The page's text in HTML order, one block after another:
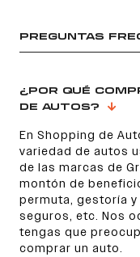
PREGUNTAS
¿POR QUÉ
DE AUTOS?
En Shopping de
variedad de autos
de las marcas de
montón de
permuta, gestoría
seguros, etc. Nos
tengas que
comprar un auto.